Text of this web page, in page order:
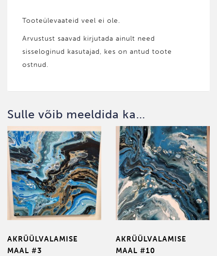
Tooteülevaateid veel ei ole.
Arvustust saavad kirjutada ainult need
sisseloginud kasutajad, kes on antud toote
ostnud.
Sulle võib meeldida ka…
AKRÜÜL­VALAMISE
MAAL #3
AKRÜÜL­VALAMISE
MAAL #10